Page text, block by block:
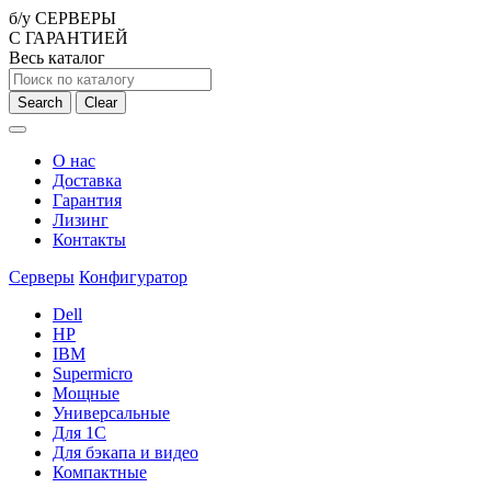
б/у СЕРВЕРЫ
С ГАРАНТИЕЙ
Весь каталог
Search Clear
О нас
Доставка
Гарантия
Лизинг
Контакты
Серверы Конфигуратор
Dell
HP
IBM
Supermicro
Мощные
Универсальные
Для 1С
Для бэкапа и видео
Компактные